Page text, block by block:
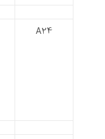
A24